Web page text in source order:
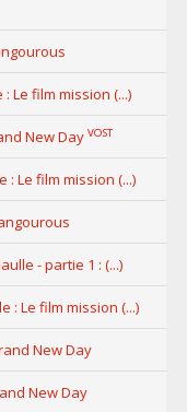
: Le film mission (...)
New Day VOST
: Le film mission (...)
- partie 1 : (...)
: Le film mission (...)
New Day
New Day